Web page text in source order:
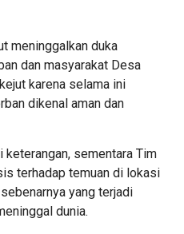
meninggalkan duka
dan masyarakat Desa
karena selama ini
dikenal aman dan
sementara Tim
terhadap temuan di lokasi
yang terjadi
dunia.